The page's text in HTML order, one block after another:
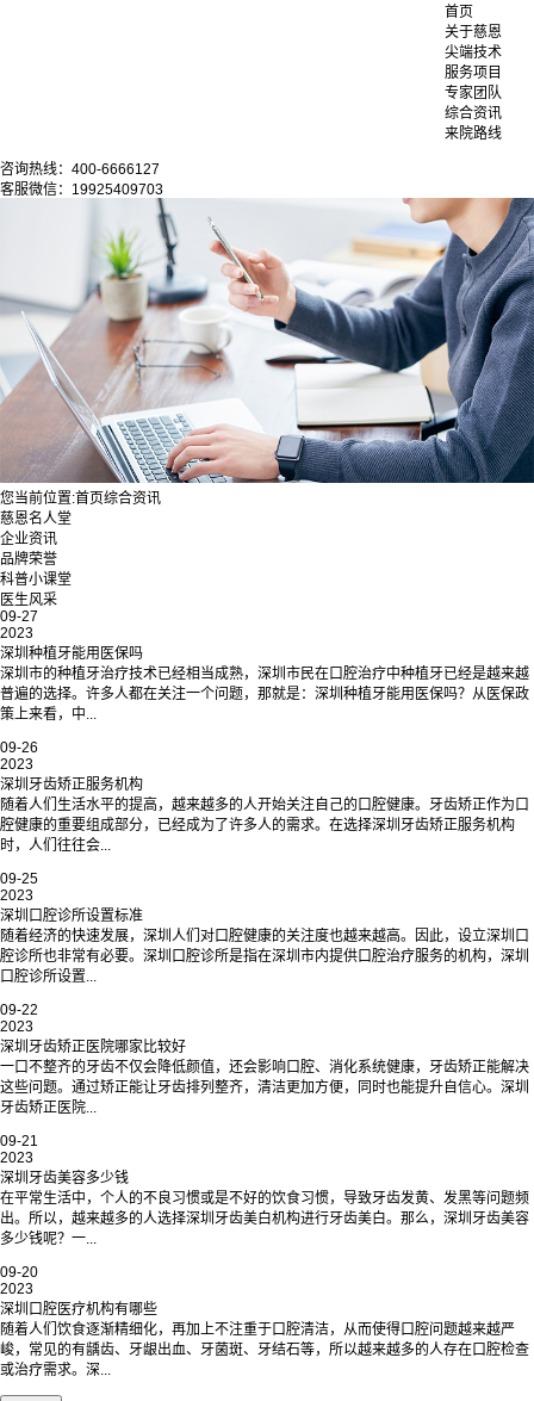
首页
关于慈恩
尖端技术
服务项目
专家团队
综合资讯
来院路线
咨询热线：400-6666127
客服微信：19925409703
您当前位置:首页综合资讯
慈恩名人堂
企业资讯
品牌荣誉
科普小课堂
医生风采
09-27
2023
深圳种植牙能用医保吗
深圳市的种植牙治疗技术已经相当成熟，深圳市民在口腔治疗中种植牙已经是越来越
普遍的选择。许多人都在关注一个问题，那就是：深圳种植牙能用医保吗？从医保政
策上来看，中...
09-26
2023
深圳牙齿矫正服务机构
随着人们生活水平的提高，越来越多的人开始关注自己的口腔健康。牙齿矫正作为口
腔健康的重要组成部分，已经成为了许多人的需求。在选择深圳牙齿矫正服务机构
时，人们往往会...
09-25
2023
深圳口腔诊所设置标准
随着经济的快速发展，深圳人们对口腔健康的关注度也越来越高。因此，设立深圳口
腔诊所也非常有必要。深圳口腔诊所是指在深圳市内提供口腔治疗服务的机构，深圳
口腔诊所设置...
09-22
2023
深圳牙齿矫正医院哪家比较好
一口不整齐的牙齿不仅会降低颜值，还会影响口腔、消化系统健康，牙齿矫正能解决
这些问题。通过矫正能让牙齿排列整齐，清洁更加方便，同时也能提升自信心。深圳
牙齿矫正医院...
09-21
2023
深圳牙齿美容多少钱
在平常生活中，个人的不良习惯或是不好的饮食习惯，导致牙齿发黄、发黑等问题频
出。所以，越来越多的人选择深圳牙齿美白机构进行牙齿美白。那么，深圳牙齿美容
多少钱呢？一...
09-20
2023
深圳口腔医疗机构有哪些
随着人们饮食逐渐精细化，再加上不注重于口腔清洁，从而使得口腔问题越来越严
峻，常见的有龋齿、牙龈出血、牙菌斑、牙结石等，所以越来越多的人存在口腔检查
或治疗需求。深...